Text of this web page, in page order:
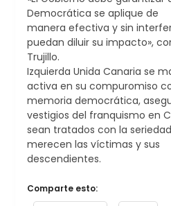
Democrática se aplique de
manera efectiva y sin
puedan diluir su impacto»,
Trujillo.
Izquierda Unida Canaria se
activa en su compuromiso
memoria democrática,
vestigios del franquismo en
sean tratados con la
merecen las víctimas y sus
descendientes.
Comparte esto: